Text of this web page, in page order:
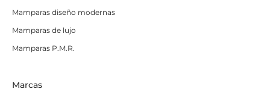
Mamparas diseño modernas
Mamparas de lujo
Mamparas P.M.R.
Marcas